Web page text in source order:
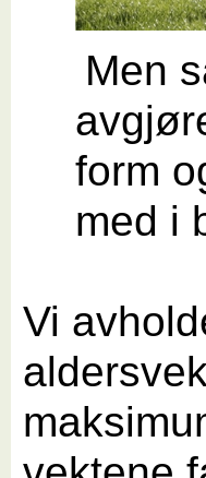
Men
form
med i
Vi